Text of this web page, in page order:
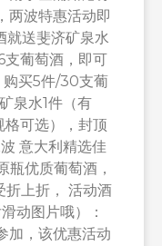
两波特惠活动即
就送斐济矿泉水
支葡萄酒，即可
买5件/30支葡
泉水1件（有
可选），封顶
意大利精选佳
瓶优质葡萄酒，
上折， 活动酒
动图片哦）：
加，该优惠活动